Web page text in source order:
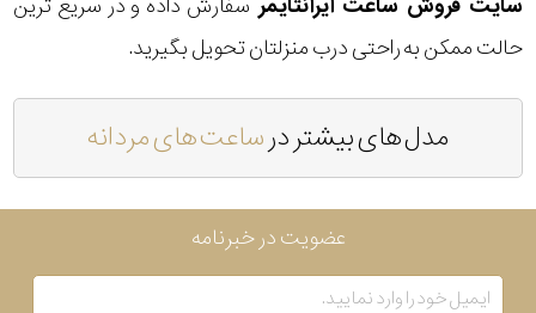
سایت فروش ساعت ایرانتایمر سفارش داده و در سریع ترین
حالت ممکن به راحتی درب منزلتان تحویل بگیرید.
مدل های بیشتر درساعت های مردانه
عضویت در خبرنامه